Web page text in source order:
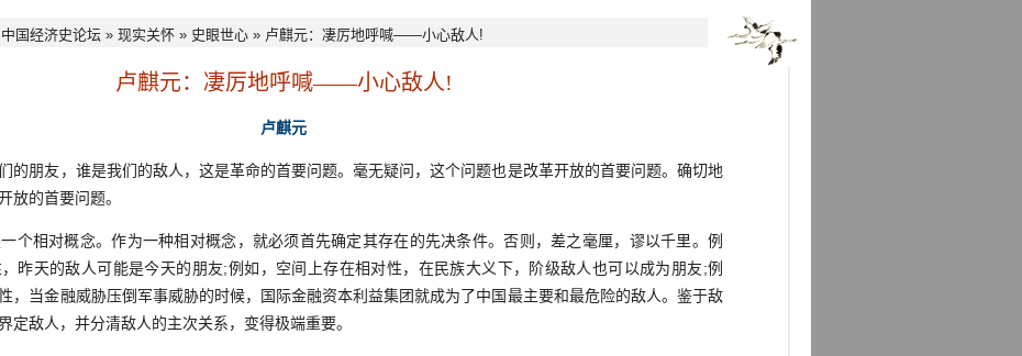
中国经济史论坛 » 现实关怀 » 史眼世心 » 卢麒元：凄厉地呼喊——小心敌人!
卢麒元：凄厉地呼喊——小心敌人!
卢麒元
朋友，谁是我们的敌人，这是革命的首要问题。毫无疑问，这个问题也是改革开放的首要问题。确切地
放的首要问题。
相对概念。作为一种相对概念，就必须首先确定其存在的先决条件。否则，差之毫厘，谬以千里。例
昨天的敌人可能是今天的朋友;例如，空间上存在相对性，在民族大义下，阶级敌人也可以成为朋友;例
，当金融威胁压倒军事威胁的时候，国际金融资本利益集团就成为了中国最主要和最危险的敌人。鉴于敌
定敌人，并分清敌人的主次关系，变得极端重要。